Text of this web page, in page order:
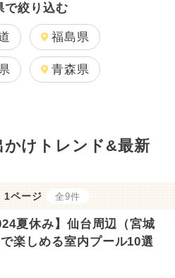
で絞り込む
福島県
青森県
かけトレンド&最新
1ページ 全9件
夏休み】仙台周辺（宮城
楽しめる室内プール10選